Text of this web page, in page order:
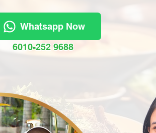
Whatsapp Now
6010-252 9688